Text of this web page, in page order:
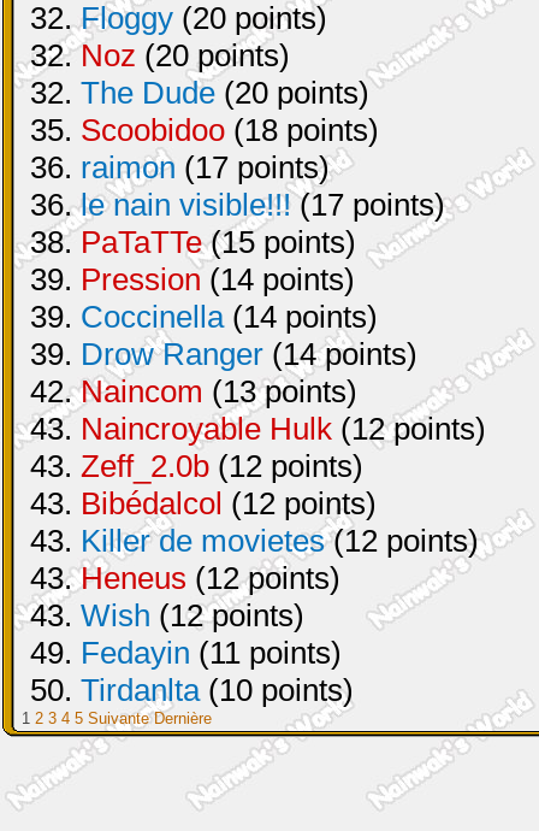
32.Floggy (20 points)
32.Noz (20 points)
32. The Dude (20 points)
35. Scoobidoo (18 points)
36. raimon (17 points)
36.le nain visible!!!(17 points)
38. PaTaTTe(15 points)
39. Pression (14 points)
39. Coccinella(14 points)
39. Drow Ranger (14 points)
42.Naincom (13 points)
43. Naincroyable Hulk (12 points)
43. Zeff_2.0b (12 points)
43. Bibédalcol (12 points)
43. Killer de movietes(12 points)
43.Heneus (12 points)
43. Wish (12 points)
49. Fedayin (11 points)
50. Tirdanlta(10 points)
1 2 3 4 5 Suivante Dernière